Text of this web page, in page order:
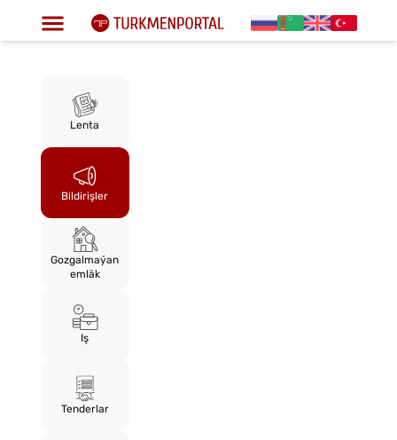
Lenta
Bildirişler
Gozgalmaýan
emläk
Iş
Tenderlar